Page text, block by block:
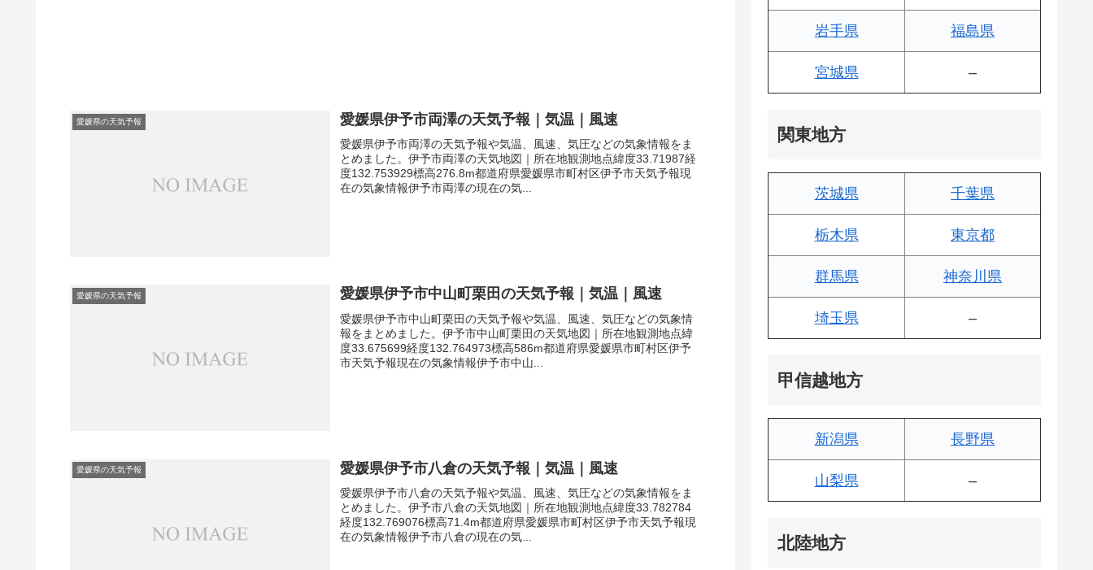
愛媛県の天気予報 愛媛県伊予市両澤の天気予報｜気温｜風速
愛媛県伊予市両澤の天気予報や気温、風速、気圧などの気象情報をま
とめました。伊予市両澤の天気地図｜所在地観測地点緯度33.71987経
度132.753929標高276.8m都道府県愛媛県市町村区伊予市天気予報現
在の気象情報伊予市両澤の現在の気...
愛媛県の天気予報 愛媛県伊予市中山町栗田の天気予報｜気温｜風速
愛媛県伊予市中山町栗田の天気予報や気温、風速、気圧などの気象情
報をまとめました。伊予市中山町栗田の天気地図｜所在地観測地点緯
度33.675699経度132.764973標高586m都道府県愛媛県市町村区伊予
市天気予報現在の気象情報伊予市中山...
愛媛県の天気予報 愛媛県伊予市八倉の天気予報｜気温｜風速
愛媛県伊予市八倉の天気予報や気温、風速、気圧などの気象情報をま
とめました。伊予市八倉の天気地図｜所在地観測地点緯度33.782784
経度132.769076標高71.4m都道府県愛媛県市町村区伊予市天気予報現
在の気象情報伊予市八倉の現在の気...
岩手県 福島県
宮城県 –
関東地方
茨城県 千葉県
栃木県 東京都
群馬県 神奈川県
埼玉県 –
甲信越地方
新潟県 長野県
山梨県 –
北陸地方